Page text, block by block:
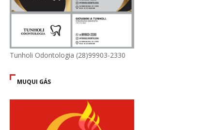
Tunholi Odontologia (28)99903-2330
MUQUI GÁS